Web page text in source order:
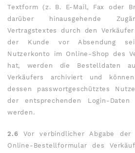
Textform (z. B. E-Mail, Fax oder
darüber hinausgehende
Vertragstextes durch den
der Kunde vor Absendung
Nutzerkonto im Online-Shop des
hat, werden die Bestelldaten
Verkäufers archiviert und
dessen passwortgeschütztes
der entsprechenden Login-Daten
werden.
2.6 Vor verbindlicher Abgabe
Online-Bestellformular des